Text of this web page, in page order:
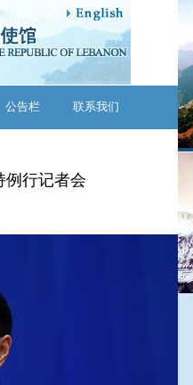
公告栏 联系我们
例行记者会